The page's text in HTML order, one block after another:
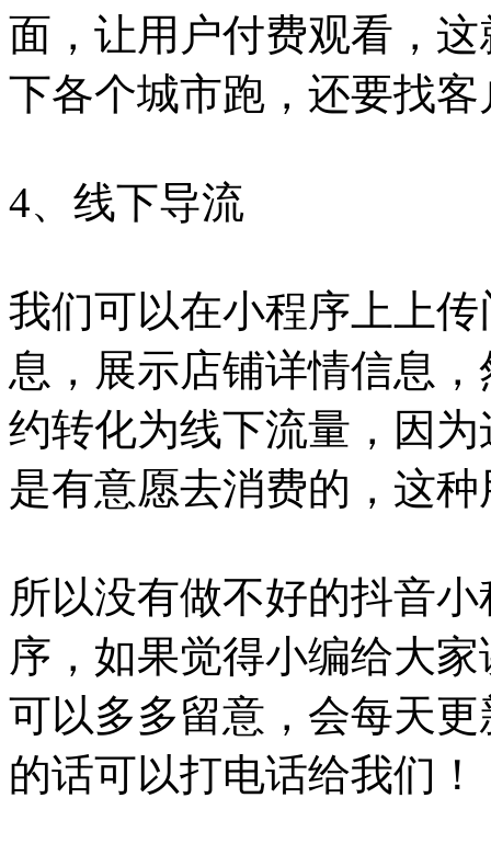
面，让用户付费观看，
下各个城市跑，还要找
4、线下导流
我们可以在小程序上上
息，展示店铺详情信息
约转化为线下流量，因
是有意愿去消费的，这
所以没有做不好的抖音
序，如果觉得小编给大
可以多多留意，会每天
的话可以打电话给我们！